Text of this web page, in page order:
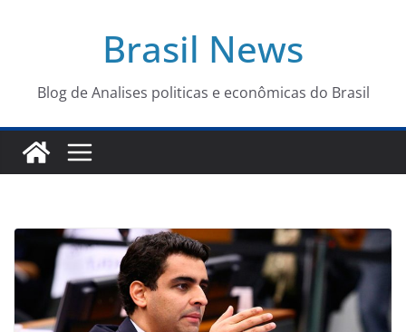
conteúdo
Brasil News
Blog de Analises politicas e econômicas do Brasil